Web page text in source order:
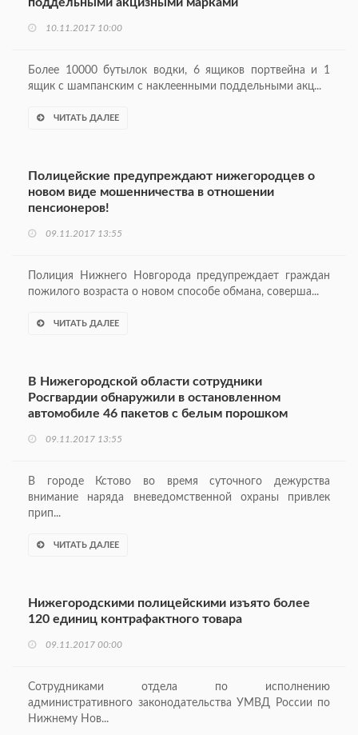
поддельными акцизными марками
10.11.2017 10:00
Более 10000 бутылок водки, 6 ящиков портвейна и 1
ящик с шампанским с наклеенными поддельными акц...
ЧИТАТЬ ДАЛЕЕ
Полицейские предупреждают нижегородцев о
новом виде мошенничества в отношении
пенсионеров!
09.11.2017 13:55
Полиция Нижнего Новгорода предупреждает граждан
пожилого возраста о новом способе обмана, соверша...
ЧИТАТЬ ДАЛЕЕ
В Нижегородской области сотрудники
Росгвардии обнаружили в остановленном
автомобиле 46 пакетов с белым порошком
09.11.2017 13:55
В городе Кстово во время суточного дежурства
внимание наряда вневедомственной охраны привлек
прип...
ЧИТАТЬ ДАЛЕЕ
Нижегородскими полицейскими изъято более
120 единиц контрафактного товара
09.11.2017 00:00
Сотрудниками отдела по исполнению
административного законодательства УМВД России по
Нижнему Нов...